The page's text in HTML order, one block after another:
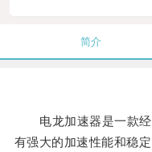
简介
电龙加速器是一款经
有强大的加速性能和稳定